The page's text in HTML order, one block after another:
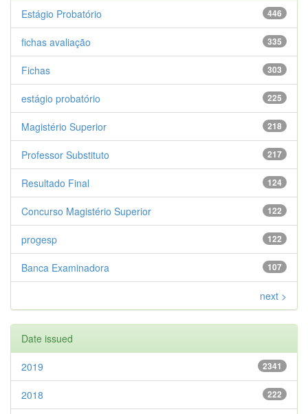
446
Estágio Probatório
335
fichas avaliação
303
Fichas
225
estágio probatório
218
Magistério Superior
217
Professor Substituto
124
Resultado Final
122
Concurso Magistério Superior
122
progesp
107
Banca Examinadora
next >
Date issued
2341
2019
222
2018